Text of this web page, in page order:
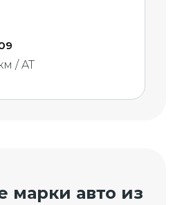
/ AT
марки авто из